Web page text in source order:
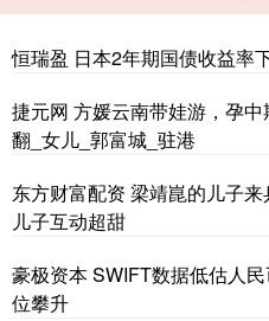
恒瑞盈 日本2年期国债收益率
捷元网 方媛云南带娃游，孕
翻_女儿_郭富城_驻港
东方财富配资 梁靖崑的儿子
儿子互动超甜
豪极资本 SWIFT数据低估人
位攀升